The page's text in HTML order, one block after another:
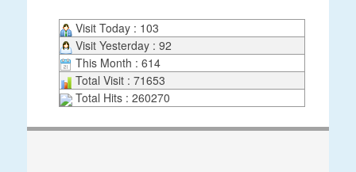
Visit Today : 103
Visit Yesterday : 92
This Month : 614
Total Visit : 71653
Total Hits : 260270